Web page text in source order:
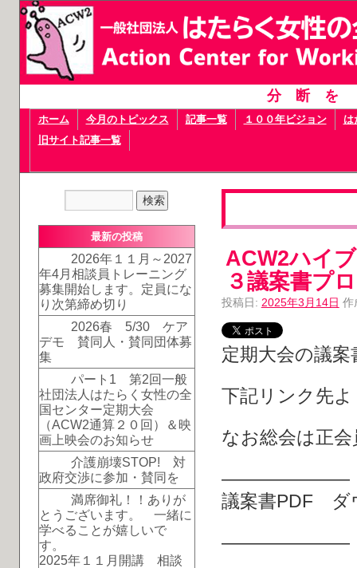
分断
ホーム 今月のトピックス 記事一覧 １００年ビジョン
は
旧サイト記事一覧
ACW2ハイ
３議案書プ
投稿日: 2025年3月14日 作
定期大会の議
下記リンク先
なお総会は正
―――――――
議案書PDF ダ
―――――――
最新の投稿
2026年１１月～2027
年4月相談員トレーニング
募集開始します。定員にな
り次第締め切り
2026春 5/30 ケア
デモ 賛同人・賛同団体募
集
パート1 第2回一般
社団法人はたらく女性の全
国センター定期大会
（ACW2通算２０回）＆映
画上映会のお知らせ
介護崩壊STOP! 対
政府交渉に参加・賛同を
満席御礼！！ありが
とうございます。 一緒に
学べることが嬉しいで
す。
2025年１１月開講 相談